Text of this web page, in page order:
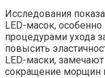
Исследования
LED-масок,
процедурами ухода
повысить
LED-маски,
сокращение морщин